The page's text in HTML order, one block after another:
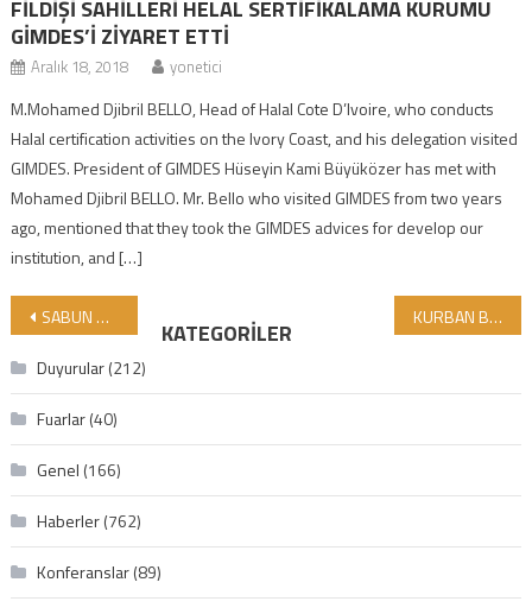
FİLDİŞİ SAHİLLERİ HELAL SERTİFİKALAMA KURUMU
GİMDES’İ ZİYARET ETTİ
Aralık 18, 2018 yonetici
M.Mohamed Djibril BELLO, Head of Halal Cote D’Ivoire, who conducts
Halal certification activities on the Ivory Coast, and his delegation visited
GIMDES. President of GIMDES Hüseyin Kami Büyüközer has met with
Mohamed Djibril BELLO. Mr. Bello who visited GIMDES from two years
ago, mentioned that they took the GIMDES advices for develop our
institution, and […]
Yazı gezinmesi
SABUN NEDEN HELAL VE TAYYİB SERTİFİKASI GEREKTİRİYOR? KURBAN BAYRAMI YAKLAŞTI: KURBANLARINIZI GAZZE’YE ULAŞTIRIYORUZ
KATEGORILER
Duyurular(212)
Fuarlar(40)
Genel (166)
Haberler(762)
Konferanslar(89)